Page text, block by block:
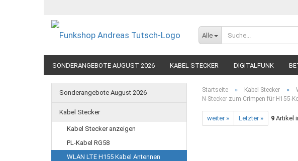
Alle
SONDERANGEBOTE AUGUST 2026 KABEL STECKER DIGITALFUNK
Startseite » Kabel Stecker »
N-Stecker zum Crimpen für H155-
weiter » Letzter » 9 Artikel
Sonderangebote August 2026
Kabel Stecker
Kabel Stecker anzeigen
PL-Kabel RG58
WLAN LTE H155 Kabel Antennen